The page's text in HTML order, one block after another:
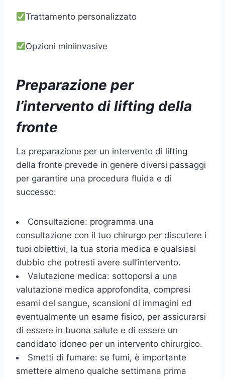
Trattamento personalizzato
Opzioni miniinvasive
Preparazione per
l’intervento di lifting della
fronte
La preparazione per un intervento di lifting
della fronte prevede in genere diversi passaggi
per garantire una procedura fluida e di
successo:
Consultazione: programma una
consultazione con il tuo chirurgo per discutere i
tuoi obiettivi, la tua storia medica e qualsiasi
dubbio che potresti avere sull’intervento.
Valutazione medica: sottoporsi a una
valutazione medica approfondita, compresi
esami del sangue, scansioni di immagini ed
eventualmente un esame fisico, per assicurarsi
di essere in buona salute e di essere un
candidato idoneo per un intervento chirurgico.
Smetti di fumare: se fumi, è importante
smettere almeno qualche settimana prima